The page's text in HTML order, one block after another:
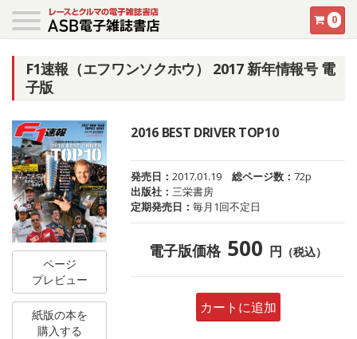
0
F1速報（エフワンソクホウ） 2017 新年情報号 電
子版
ページ
プレビュー
紙版の本を
購入する
2016 BEST DRIVER TOP10
発売日：2017.01.19 総ページ数：72p
出版社：三栄書房
定期発売日：毎月1回不定日
電子版価格 500 円 （税込）
カートに追加